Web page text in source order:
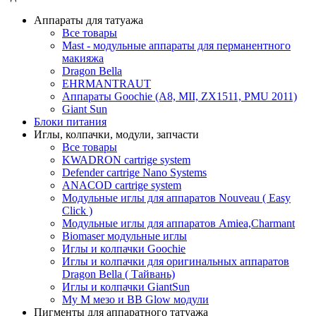
Аппараты для татуажа
Все товары
Mast - модульные аппараты для перманентного
макияжа
Dragon Bella
EHRMANTRAUT
Аппараты Goochie (A8, MII, ZX1511, PMU 2011)
Giant Sun
Блоки питания
Иглы, колпачки, модули, запчасти
Все товары
KWADRON cartrige system
Defender cartrige Nano Systems
ANACOD cartrige system
Модульные иглы для аппаратов Nouveau ( Easy
Click )
Модульные иглы для аппаратов Amiea,Charmant
Biomaser модульные иглы
Иглы и колпачки Goochie
Иглы и колпачки для оригинальных аппаратов
Dragon Bella ( Тайвань)
Иглы и колпачки GiantSun
My M мезо и BB Glow модули
Пигменты для аппаратного татуажа